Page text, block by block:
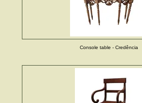
Console table - Credência